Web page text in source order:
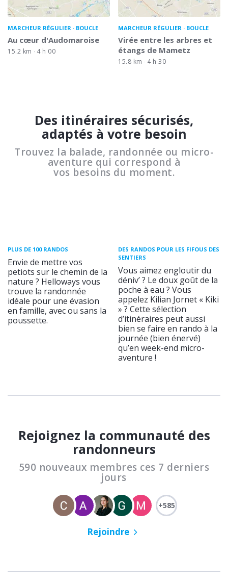
MARCHEUR RÉGULIER BOUCLE
Au cœur d'Audomaroise
15.2 km 4 h 00
MARCHEUR RÉGULIER BOUCLE
Virée entre les arbres et
étangs de Mametz
15.8 km 4 h 30
Des itinéraires sécurisés,
adaptés à votre besoin
Trouvez la balade, randonnée ou micro-
aventure qui correspond à
vos besoins du moment.
PLUS DE 100 RANDOS
Envie de mettre vos
petiots sur le chemin de la
nature ? Helloways vous
trouve la randonnée
idéale pour une évasion
en famille, avec ou sans la
poussette.
DES RANDOS POUR LES FIFOUS DES
SENTIERS
Vous aimez engloutir du
déniv’ ? Le doux goût de la
poche à eau ? Vous
appelez Kilian Jornet « Kiki
» ? Cette sélection
d’itinéraires peut aussi
bien se faire en rando à la
journée (bien énervé)
qu’en week-end micro-
aventure !
Rejoignez la communauté des
randonneurs
590 nouveaux membres ces 7 derniers
jours
+585
Rejoindre